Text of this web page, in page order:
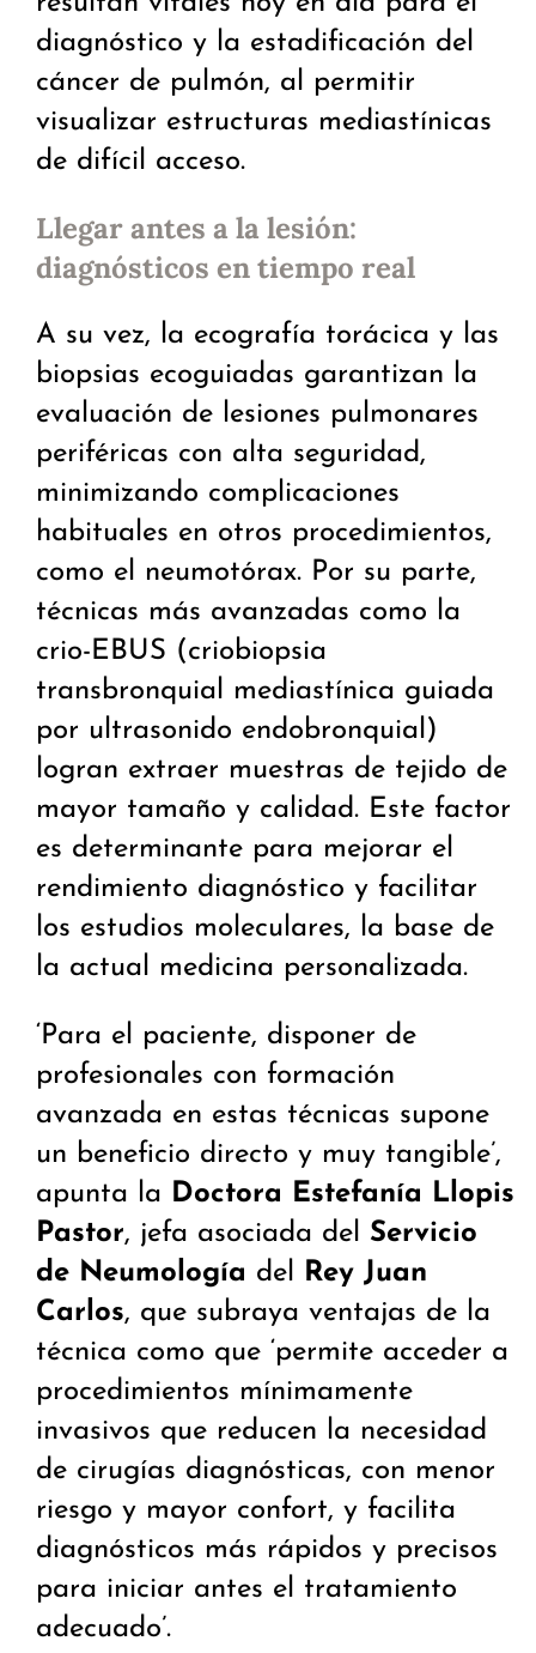
diagnóstico y la estadificación del
cáncer de pulmón, al permitir
visualizar estructuras mediastínicas
de difícil acceso.
Llegar antes a la lesión:
diagnósticos en tiempo real
A su vez, la ecografía torácica y las
biopsias ecoguiadas garantizan la
evaluación de lesiones pulmonares
periféricas con alta seguridad,
minimizando complicaciones
habituales en otros procedimientos,
como el neumotórax. Por su parte,
técnicas más avanzadas como la
crio-EBUS (criobiopsia
transbronquial mediastínica guiada
por ultrasonido endobronquial)
logran extraer muestras de tejido de
mayor tamaño y calidad. Este factor
es determinante para mejorar el
rendimiento diagnóstico y facilitar
los estudios moleculares, la base de
la actual medicina personalizada.
‘Para el paciente, disponer de
profesionales con formación
avanzada en estas técnicas supone
un beneficio directo y muy tangible’,
apunta la Doctora Estefanía Llopis
Pastor, jefa asociada del Servicio
de Neumología del Rey Juan
Carlos, que subraya ventajas de la
técnica como que ‘permite acceder a
procedimientos mínimamente
invasivos que reducen la necesidad
de cirugías diagnósticas, con menor
riesgo y mayor confort, y facilita
diagnósticos más rápidos y precisos
para iniciar antes el tratamiento
adecuado’.